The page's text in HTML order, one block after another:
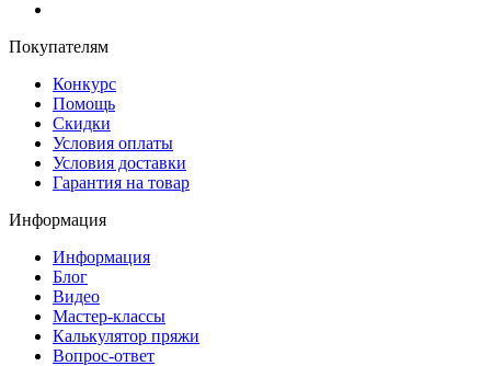
Покупателям
Конкурс
Помощь
Скидки
Условия оплаты
Условия доставки
Гарантия на товар
Информация
Информация
Блог
Видео
Мастер-классы
Калькулятор пряжи
Вопрос-ответ